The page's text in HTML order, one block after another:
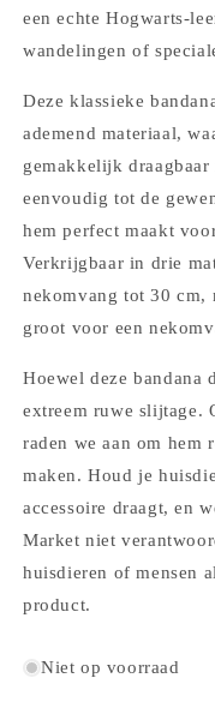
een echte Hogwarts-
wandelingen of
Deze klassieke
ademend materiaal,
gemakkelijk
eenvoudig tot de
hem perfect maakt
Verkrijgbaar in drie
nekomvang tot 30 cm,
groot voor een
Hoewel deze bandana
extreem ruwe slijtage.
raden we aan om hem
maken. Houd je
accessoire draagt, en
Market niet
huisdieren of mensen
product.
Niet op voorraad